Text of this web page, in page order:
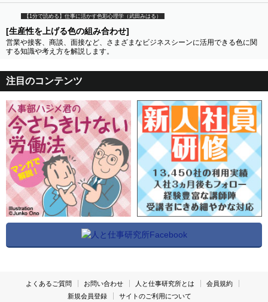
【1分で読める】仕事に活かす色彩心理学（武田みはる）
[生産性を上げる色の組み合わせ]
営業や接客、商談、面接など、さまざまなビジネスシーンに活用できる色に関
する知識や考え方を解説します。
注目のコンテンツ
よくあるご質問 お問い合わせ 人と仕事研究所とは
会員規約
新規会員登録
サイトのご利用について